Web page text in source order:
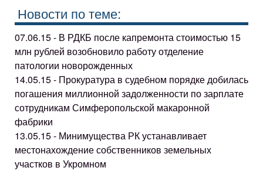
Новости по теме:
07.06.15 - В РДКБ после капремонта стоимостью 15
млн рублей возобновило работу отделение
патологии новорожденных
14.05.15 - Прокуратура в судебном порядке добилась
погашения миллионной задолженности по зарплате
сотрудникам Симферопольской макаронной
фабрики
13.05.15 - Минимущества РК устанавливает
местонахождение собственников земельных
участков в Укромном